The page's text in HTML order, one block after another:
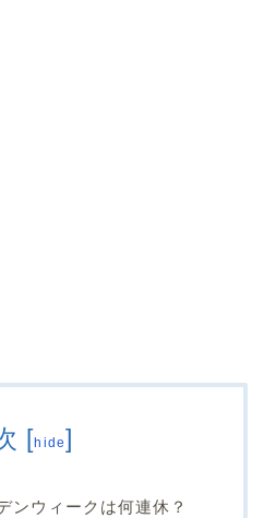
[hide]
ンウィークは何連休？